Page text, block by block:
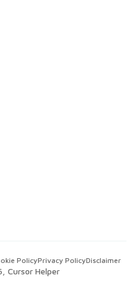
, Cursor Helper
PolicyPrivacy PolicyDisclaimer